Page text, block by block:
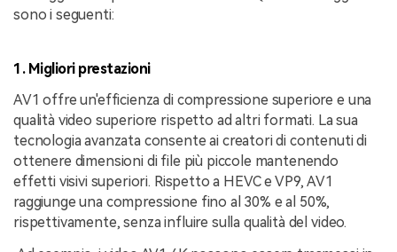
sono i seguenti:
1. Migliori prestazioni
AV1 offre un'efficienza di compressione superiore e una
qualità video superiore rispetto ad altri formati. La sua
tecnologia avanzata consente ai creatori di contenuti di
ottenere dimensioni di file più piccole mantenendo
effetti visivi superiori. Rispetto a HEVC e VP9, AV1
raggiunge una compressione fino al 30% e al 50%,
rispettivamente, senza influire sulla qualità del video.